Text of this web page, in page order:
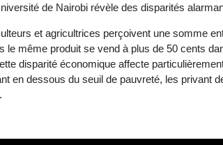
de Nairobi révèle des disparités
et agricultrices perçoivent une somme
le même produit se vend à plus de 50 cents
disparité économique affecte
en dessous du seuil de pauvreté, les privant